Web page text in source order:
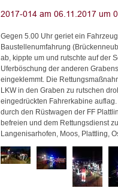
Gegen 5.00 Uhr geriet ein
Baustellenumfahrung
ab, kippte um und rutschte auf der
Uferböschung der anderen
eingeklemmt. Die
LKW in den Graben zu rutschen
eingedrückten Fahrerkabine
durch den Rüstwagen der FF
befreien und dem Rettungsdienst
Langenisarhofen, Moos, Plattling,